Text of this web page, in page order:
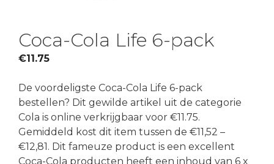
Coca-Cola Life 6-pack
€11.75
De voordeligste Coca-Cola Life 6-pack
bestellen? Dit gewilde artikel uit de categorie
Cola is online verkrijgbaar voor €11.75.
Gemiddeld kost dit item tussen de €11,52 –
€12,81. Dit fameuze product is een excellent
Coca-Cola producten heeft een inhoud van 6 x